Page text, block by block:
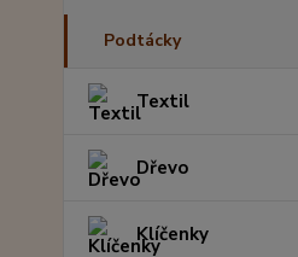
Podtácky
Textil
Dřevo
Klíčenky